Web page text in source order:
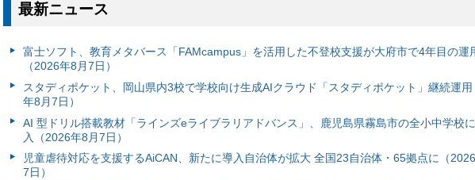
最新ニュース
富⼠ソフト、教育メタバース「FAMcampus」を活用した不登校支援が大府市で4年目の運
（2026年8月7日）
スタディポケット、岡山県内3校で学校向け生成AIクラウド「スタディポケット」継続運
年8月7日）
AI 型ドリル搭載教材「ラインズeライブラリアドバンス」、鹿児島県霧島市の全小中学校
入（2026年8月7日）
児童虐待対応を支援するAiCAN、新たに導入自治体が拡大 全国23自治体・65拠点に（
7日）